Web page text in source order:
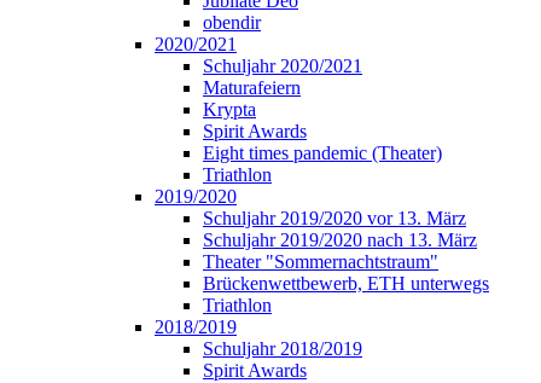
obendir
2020/2021
Schuljahr 2020/2021
Maturafeiern
Krypta
Spirit Awards
Eight times pandemic (Theater)
Triathlon
2019/2020
Schuljahr 2019/2020 vor 13. März
Schuljahr 2019/2020 nach 13. März
Theater "Sommernachtstraum"
Brückenwettbewerb, ETH unterwegs
Triathlon
2018/2019
Schuljahr 2018/2019
Spirit Awards